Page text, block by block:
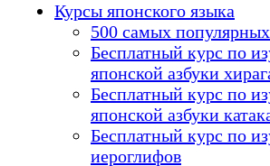
Курсы японского языка
500 самых
Бесплатный курс по
японской азбуки
Бесплатный курс по
японской азбуки
Бесплатный курс по
иероглифов